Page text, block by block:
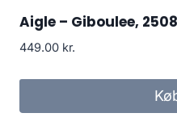
Aigle – Giboulee,
449.00 kr.